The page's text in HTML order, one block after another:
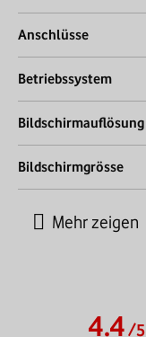
Anschlüsse
Betriebssystem
Bildschirmauflösung
Bildschirmgrösse
4.4/5